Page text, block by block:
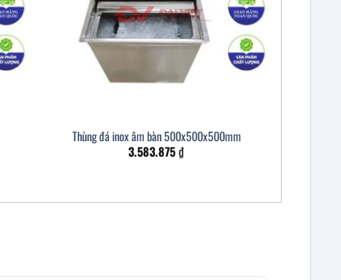
Thùng đá inox âm bàn 500x500x500mm
3.583.875₫